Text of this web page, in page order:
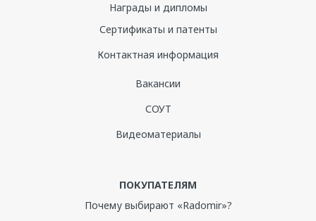
Награды и дипломы
Сертификаты и патенты
Контактная информация
Вакансии
СОУТ
Видеоматериалы
ПОКУПАТЕЛЯМ
Почему выбирают «Radomir»?